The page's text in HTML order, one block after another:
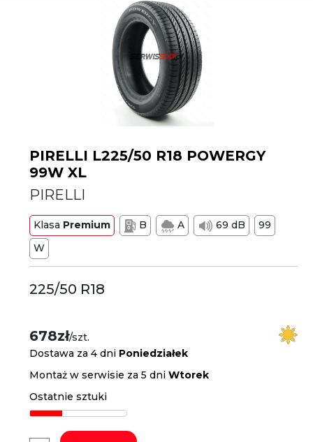
PIRELLI L225/50 R18 POWERGY
99W XL
PIRELLI
Klasa Premium B A 69 dB
99
W
225/50 R18
678zł/szt.
Dostawa za 4 dni Poniedziałek
Montaż w serwisie za 5 dniWtorek
Ostatnie sztuki